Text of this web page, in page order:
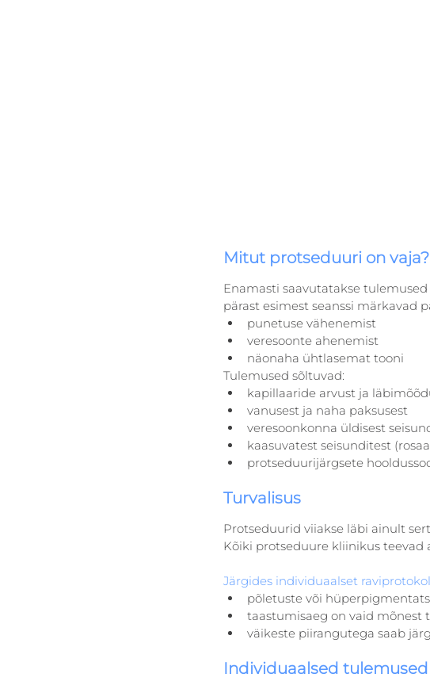
Mitut protseduuri on vaja?
Enamasti saavutatakse
pärast esimest seanssi märkavad
punetuse vähenemist
veresoonte ahenemist
näonaha ühtlasemat tooni
Tulemused sõltuvad:
kapillaaride arvust ja
vanusest ja naha paksusest
veresoonkonna üldisest
kaasuvatest seisunditest
protseduurijärgsete
Turvalisus
Protseduurid viiakse läbi ainult
Kõiki protseduure kliinikus teevad
Järgides individuaalset
põletuste või
taastumisaeg on vaid mõnest
väikeste piirangutega saab
Individuaalsed tulemused